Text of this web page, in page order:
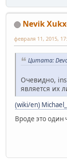
Nevik
февраля 11, 2015,
Цитата:
Очевидно,
является их
(wiki/en)
Вроде это один